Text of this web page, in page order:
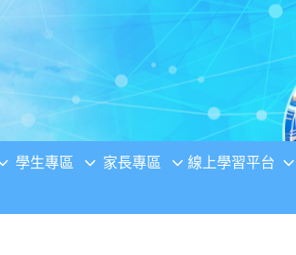
學生專區 家長專區 線上學習平台